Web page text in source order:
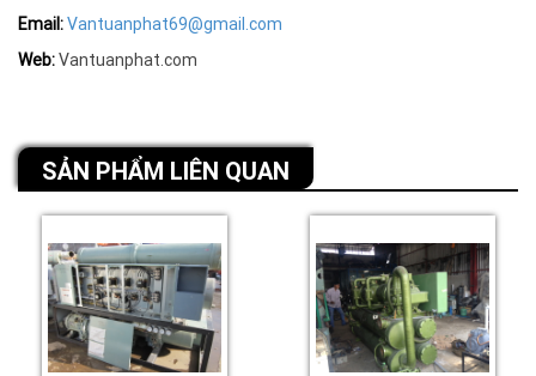
Email:Vantuanphat69@gmail.com
Web:Vantuanphat.com
SẢN PHẨM LIÊN QUAN